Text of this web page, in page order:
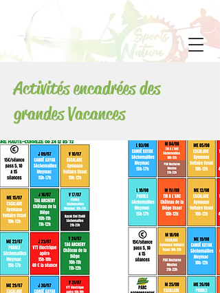
Activités encadrées des
grandes Vacances